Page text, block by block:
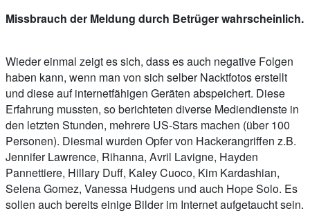
Missbrauch der Meldung durch Betrüger wahrscheinlich.
Wieder einmal zeigt es sich, dass es auch negative Folgen
haben kann, wenn man von sich selber Nacktfotos erstellt
und diese auf internetfähigen Geräten abspeichert. Diese
Erfahrung mussten, so berichteten diverse Mediendienste in
den letzten Stunden, mehrere US-Stars machen (über 100
Personen). Diesmal wurden Opfer von Hackerangriffen z.B.
Jennifer Lawrence, Rihanna, Avril Lavigne, Hayden
Pannettiere, Hillary Duff, Kaley Cuoco, Kim Kardashian,
Selena Gomez, Vanessa Hudgens und auch Hope Solo. Es
sollen auch bereits einige Bilder im Internet aufgetaucht sein.